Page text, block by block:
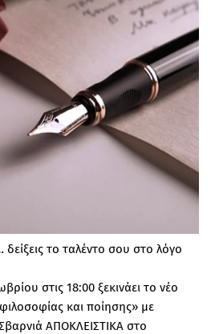
το ταλέντο σου στο λόγο
στις 18:00 ξεκινάει το νέο
και ποίησης» με
ΑΠΟΚΛΕΙΣΤΙΚΑ στο